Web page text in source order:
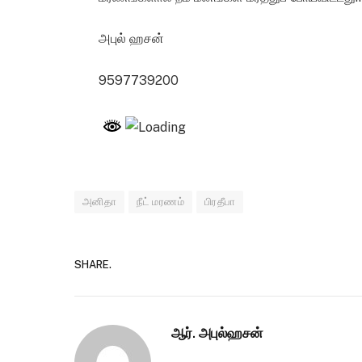
அபுல் ஹசன்
9597739200
அனிதா நீட் மரணம் பிரதீபா
SHARE.
ஆர். அபுல்ஹசன்